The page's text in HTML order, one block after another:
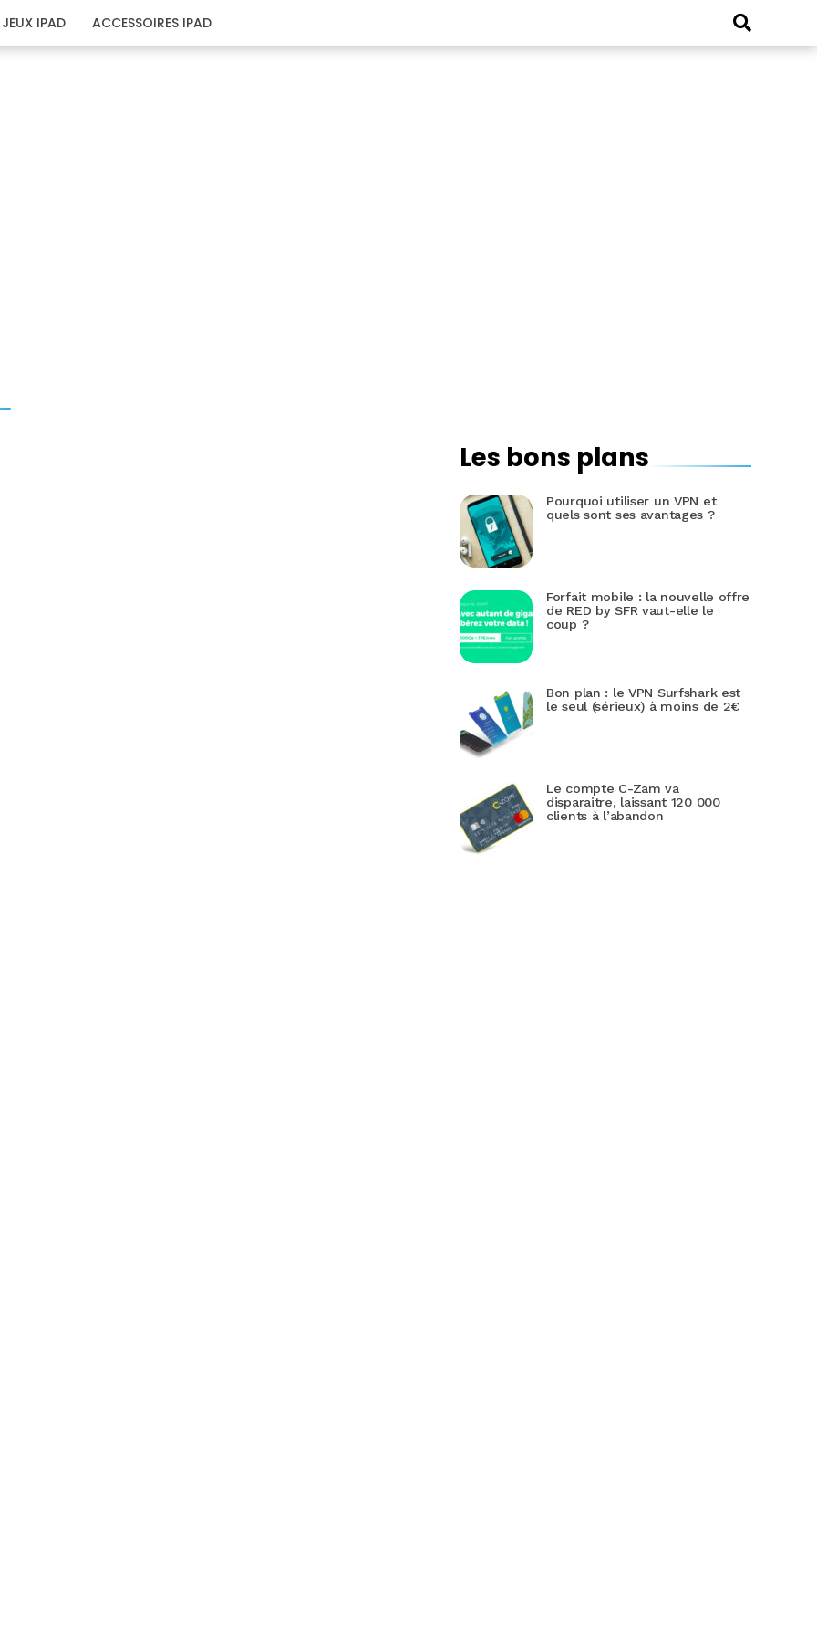
JEUX IPAD ACCESSOIRES IPAD
Les bons plans
Pourquoi utiliser un VPN et
quels sont ses avantages ?
Forfait mobile : la nouvelle offre
de RED by SFR vaut-elle le
coup ?
Bon plan : le VPN Surfshark est
le seul (sérieux) à moins de 2€
Le compte C-Zam va
disparaitre, laissant 120 000
clients à l’abandon